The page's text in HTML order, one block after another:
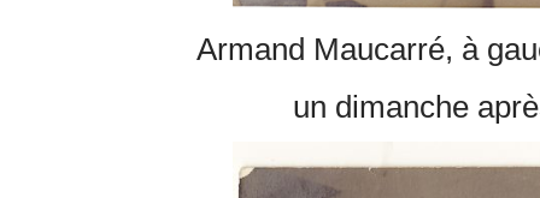
Armand Maucarré, à
un dimanche